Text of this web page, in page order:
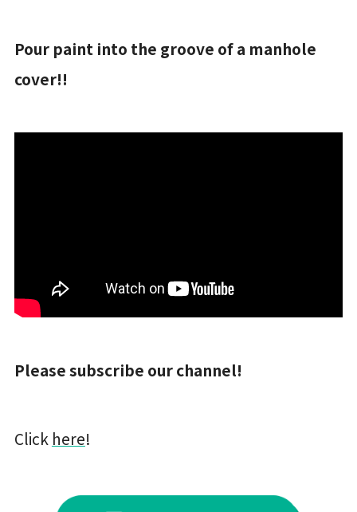
Pour paint into the groove of a manhole
cover!!
Please subscribe our channel!
Click here!